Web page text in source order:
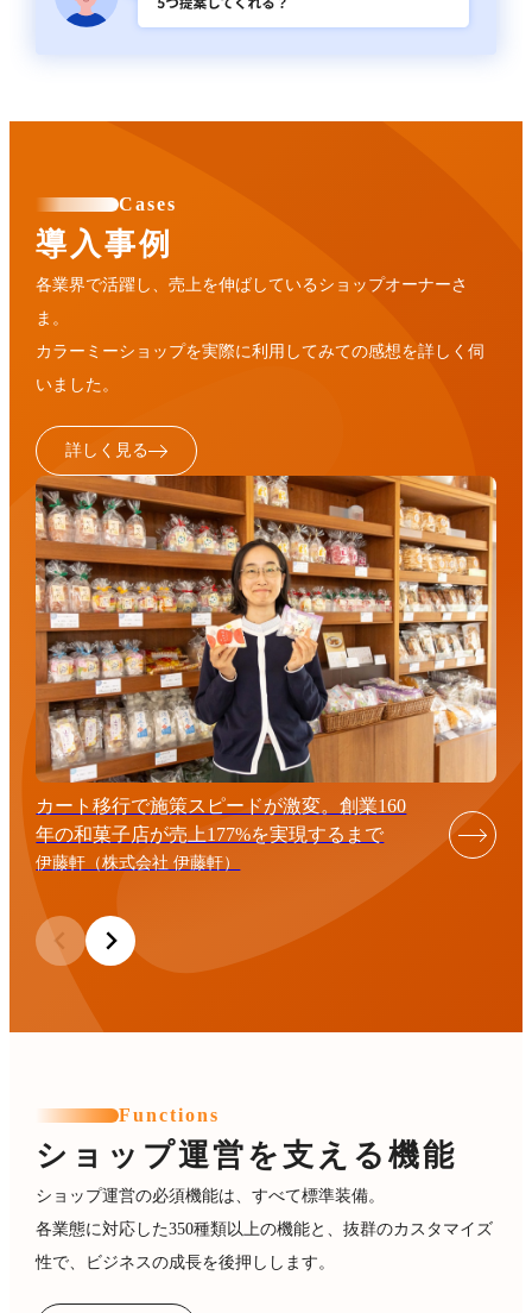
Cases
導入事例
各業界で活躍し、売上を伸ばしているショップオーナーさ
ま。
カラーミーショップを実際に利用してみての感想を詳しく伺
いました。
詳しく見る
カート移行で施策スピードが激変。創業160
年の和菓子店が売上177%を実現するまで
伊藤軒（株式会社 伊藤軒）
Functions
ショップ運営を支える機能
ショップ運営の必須機能は、すべて標準装備。
各業態に対応した350種類以上の機能と、抜群のカスタマイズ
性で、ビジネスの成長を後押しします。